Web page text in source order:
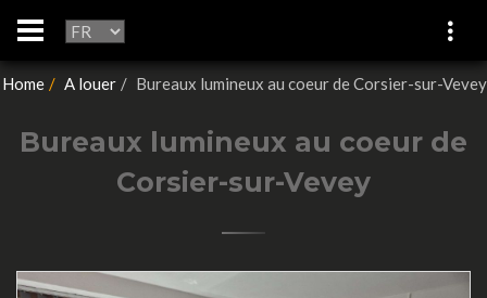
Home A louer Bureaux lumineux au coeur de Corsier-sur-Vevey
Bureaux lumineux au coeur de
Corsier-sur-Vevey